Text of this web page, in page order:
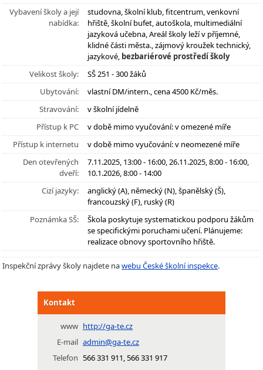
Vybavení školy a její
nabídka:
studovna, školní klub, fitcentrum, venkovní
hřiště, školní bufet, autoškola, multimediální
jazyková učebna, Areál školy leží v příjemné,
klidné části města., zájmový kroužek technický,
jazykové, bezbariérové prostředí školy
Velikost školy:
SŠ 251 - 300 žáků
Ubytování:
vlastní DM/intern., cena 4500 Kč/měs.
Stravování:
v školní jídelně
Přístup k PC
v době mimo vyučování: v omezené míře
Přístup k internetu
v době mimo vyučování: v neomezené míře
Den otevřených
dveří:
7.11.2025, 13:00 - 16:00, 26.11.2025, 8:00 - 16:00,
10.1.2026, 8:00 - 14:00
Cizí jazyky:
anglický (A), německý (N), španělský (Š),
francouzský (F), ruský (R)
Poznámka SŠ:
Škola poskytuje systematickou podporu žákům
se specifickými poruchami učení. Plánujeme:
realizace obnovy sportovního hřiště.
Inspekční zprávy školy najdete nawebu České školní inspekce.
Kontakt
www http://ga-te.cz
E-mail admin@ga-te.cz
Telefon 566 331 911, 566 331 917